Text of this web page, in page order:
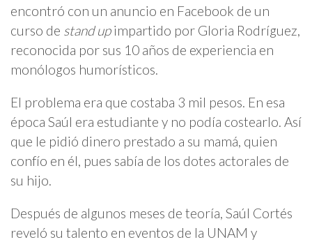
encontró con un anuncio en Facebook de un
curso de stand upimpartido por Gloria Rodríguez,
reconocida por sus 10 años de experiencia en
monólogos humorísticos.
El problema era que costaba 3 mil pesos. En esa
época Saúl era estudiante y no podía costearlo. Así
que le pidió dinero prestado a su mamá, quien
confío en él, pues sabía de los dotes actorales de
su hijo.
Después de algunos meses de teoría, Saúl Cortés
reveló su talento en eventos de la UNAM y